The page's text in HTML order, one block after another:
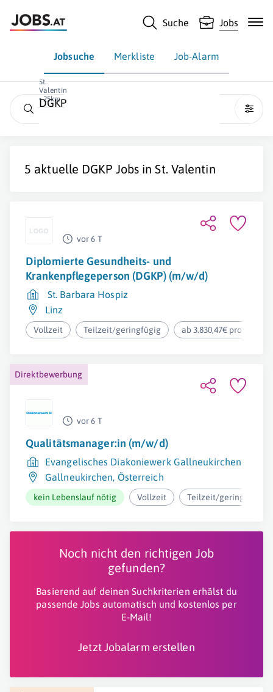
Suche Jobs
Jobsuche Merkliste Job-Alarm
St.
Valentin
• 25km
DGKP
5 aktuelle DGKP Jobs inSt. Valentin
vor 6 T
Diplomierte Gesundheits- und
Krankenpflegeperson (DGKP) (m/w/d)
St. Barbara Hospiz
Linz
Vollzeit Teilzeit/geringfügig ab 3.830,47€ pro Monat
Direktbewerbung
vor 6 T
Qualitätsmanager:in (m/w/d)
Evangelisches Diakoniewerk Gallneukirchen
Gallneukirchen, Österreich
kein Lebenslauf nötig Vollzeit Teilzeit/geringfügig
Noch nicht den richtigen Job
gefunden?
Basierend auf deinen Suchkriterien erhälst du
passende Jobs automatisch und kostenlos per
E-Mail!
Jetzt Jobalarm erstellen